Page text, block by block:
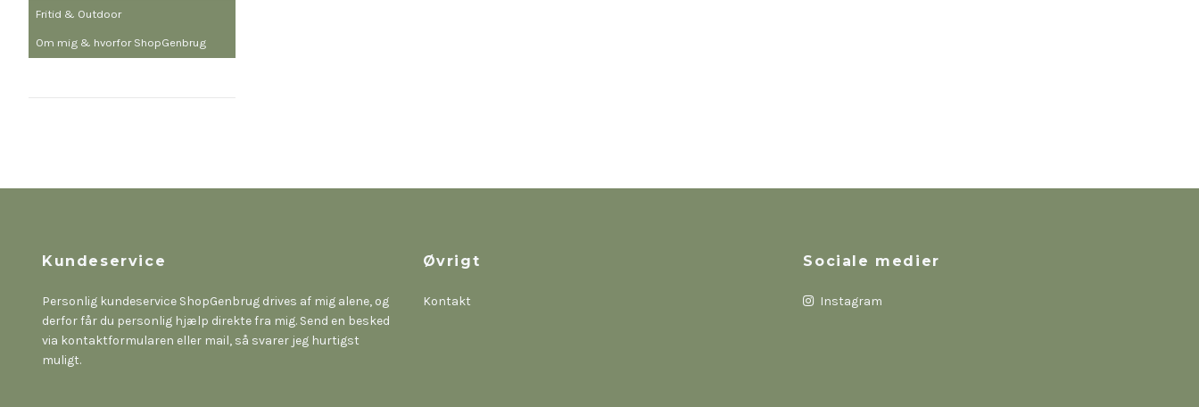
Fritid & Outdoor
Om mig & hvorfor ShopGenbrug
Kundeservice
Personlig kundeservice ShopGenbrug drives af mig alene, og
derfor får du personlig hjælp direkte fra mig. Send en besked
via kontaktformularen eller mail, så svarer jeg hurtigst
muligt.
Øvrigt
Kontakt
Sociale medier
Instagram